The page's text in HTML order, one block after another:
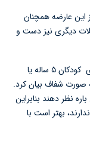
این عارضه همچنان
دیگری نیز دست و
نمی‌توان به طور دقیق عامل اصلی وجود شب ادراری کودکان ۵ ساله یا
در کودکان ۶ و ۷ ساله را به صورت شفاف بیان کرد.
نظر دهند بنابراین
بهتر است با